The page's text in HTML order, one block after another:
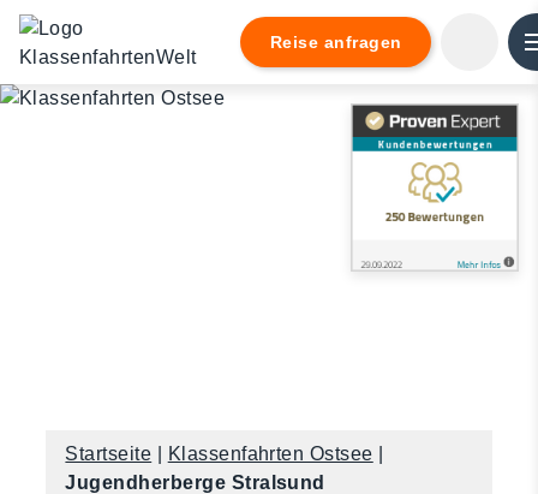
Reise anfragen
Startseite Klassenfahrten Ostsee
Jugendherberge Stralsund